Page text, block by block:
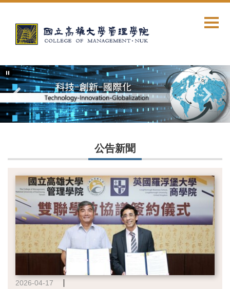
容
區
公告新聞
2026-04-17